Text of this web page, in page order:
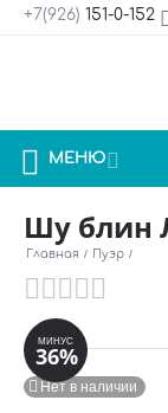
+7(926) 151-0-152 
 МЕНЮ
Шу блин
Главная / Пуэр /
МИНУС
36%
Нет в наличии
